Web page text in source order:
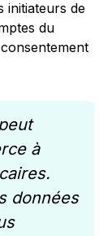
initiateurs de
du
à
données